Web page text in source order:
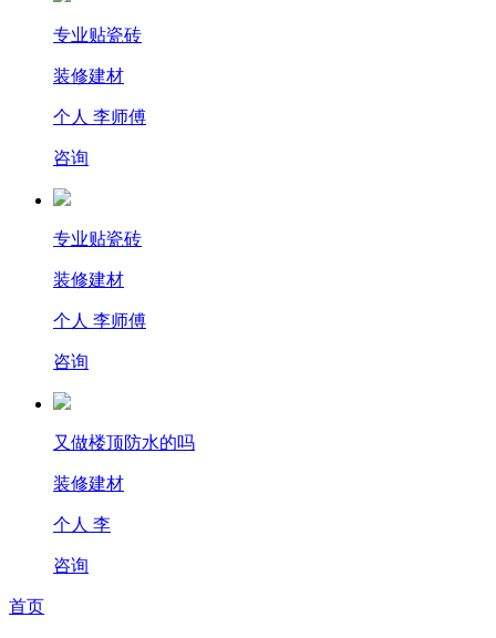
专业贴瓷砖
装修建材
个人 李师傅
咨询
专业贴瓷砖
装修建材
个人 李师傅
咨询
又做楼顶防水的吗
装修建材
个人 李
咨询
首页